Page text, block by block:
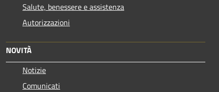
Salute, benessere e assistenza
Autorizzazioni
NOVITÀ
Notizie
Comunicati